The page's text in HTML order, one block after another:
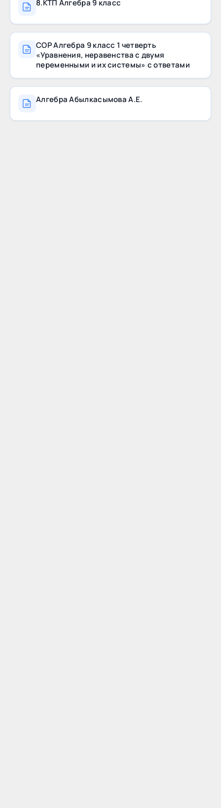
8.КТП Алгебра 9 класс
СОР Алгебра 9 класс 1 четверть
«Уравнения, неравенства с двумя
переменными и их системы» с ответами
Алгебра Абылкасымова А.Е.